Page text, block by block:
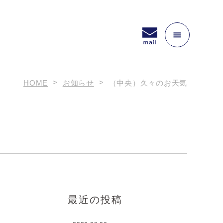
HOME お知らせ （中央）久々のお天気
最近の投稿